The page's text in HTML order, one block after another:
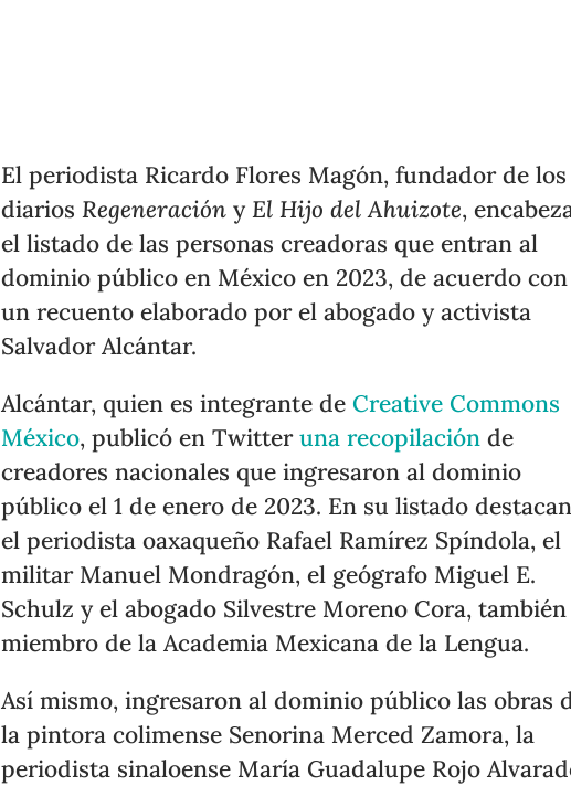
El periodista Ricardo Flores Magón, fundador de los
diariosRegeneración yEl Hijo del Ahuizote,
el listado de las personas creadoras que entran al
dominio público en México en 2023, de acuerdo con
un recuento elaborado por el abogado y activista
Salvador Alcántar.
Alcántar, quien es integrante deCreative Commons
México, publicó en Twitteruna recopilación de
creadores nacionales que ingresaron al dominio
público el 1 de enero de 2023. En su listado destacan
el periodista oaxaqueño Rafael Ramírez Spíndola, el
militar Manuel Mondragón, el geógrafo Miguel E.
Schulz y el abogado Silvestre Moreno Cora, también
miembro de la Academia Mexicana de la Lengua.
Así mismo, ingresaron al dominio público las obras
la pintora colimense Senorina Merced Zamora, la
periodista sinaloense María Guadalupe Rojo